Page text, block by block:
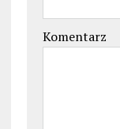
Komentarz